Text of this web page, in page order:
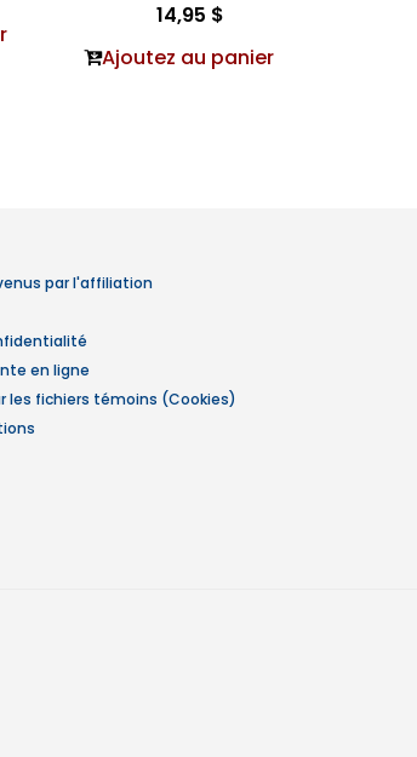
14,95 $
Ajoutez au panier
par l'affiliation
en ligne
les fichiers témoins (Cookies)